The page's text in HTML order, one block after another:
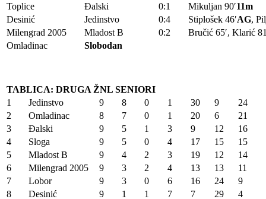
Toplice
Đalski 0:1 Mikuljan 90′11m
Desinić
Jedinstvo 0:4 Stiplošek 46′AG,
Milengrad 2005
Mladost B 0:2
Bručić 65′, Klarić
Omladinac
Slobodan
TABLICA: DRUGA ŽNL SENIORI
1
Jedinstvo 9 8 0 1 30 9
24
2
Omladinac 8 7 0 1 20 6
21
3
Đalski 9 5 1 3 9 12
16
4
Sloga 9 5 0 4 17 15
15
5
Mladost B 9 4 2 3 19 12
14
6
Milengrad 2005 9 3 2 4 13 13
11
7
Lobor 9 3 0 6 16 24
9
8
Desinić 9 1 1 7 7 29
4